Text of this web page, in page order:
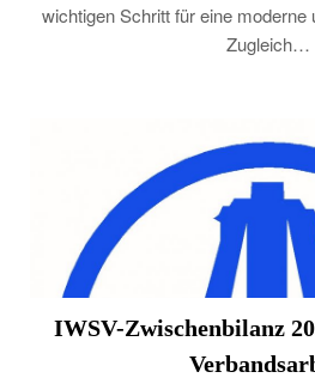
wichtigen Schritt für eine moderne
Zugleich…
IWSV-Zwischenbilanz